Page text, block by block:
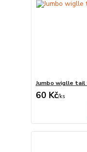
Jumbo wiglle tail
60 Kč/ks